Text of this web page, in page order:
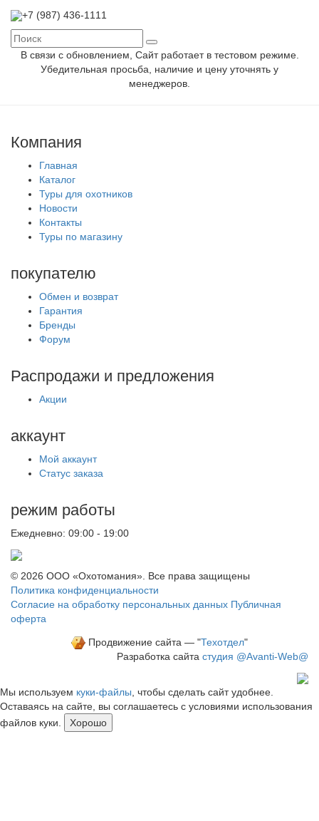
+7 (987) 436-1111
В связи с обновлением, Сайт работает в тестовом режиме.
Убедительная просьба, наличие и цену уточнять у
менеджеров.
Компания
Главная
Каталог
Туры для охотников
Новости
Контакты
Туры по магазину
покупателю
Обмен и возврат
Гарантия
Бренды
Форум
Распродажи и предложения
Акции
аккаунт
Мой аккаунт
Статус заказа
режим работы
Ежедневно: 09:00 - 19:00
© 2026 ООО «Охотомания». Все права защищены
Политика конфиденциальности
Согласие на обработку персональных данных Публичная
оферта
Продвижение сайта — "Техотдел"
Разработка сайта студия @Avanti-Web@
Мы используем куки-файлы , чтобы сделать сайт удобнее.
Оставаясь на сайте, вы соглашаетесь с условиями использования
файлов куки.
Хорошо